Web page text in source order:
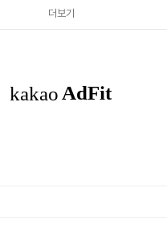
가능한 코드 블록으로, 특정 인프라 기능
더보기